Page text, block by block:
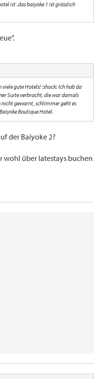
ist .das baiyoke 1 ist grässlich
gute Hotels! :shock: Ich hab da
Suite verbracht, die war damals
gewarnt, schlimmer geht es
Boutique Hotel.
der Baiyoke 2?
wohl über latestays buchen